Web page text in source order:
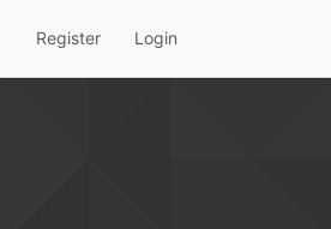
Register Login